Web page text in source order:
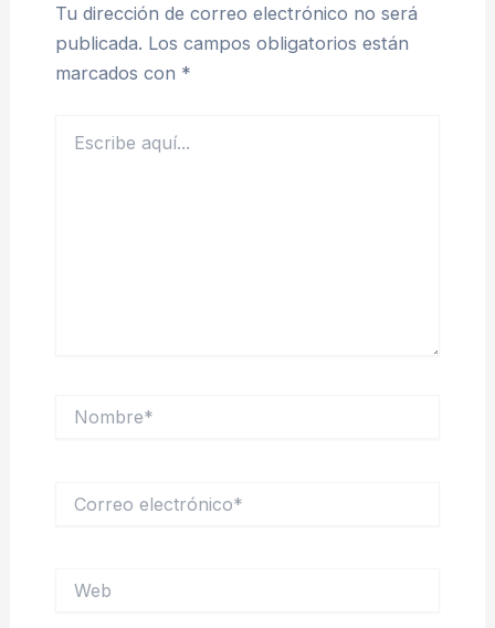
Tu dirección de correo electrónico no será
publicada. Los campos obligatorios están
marcados con *
aquí...
electrónico*